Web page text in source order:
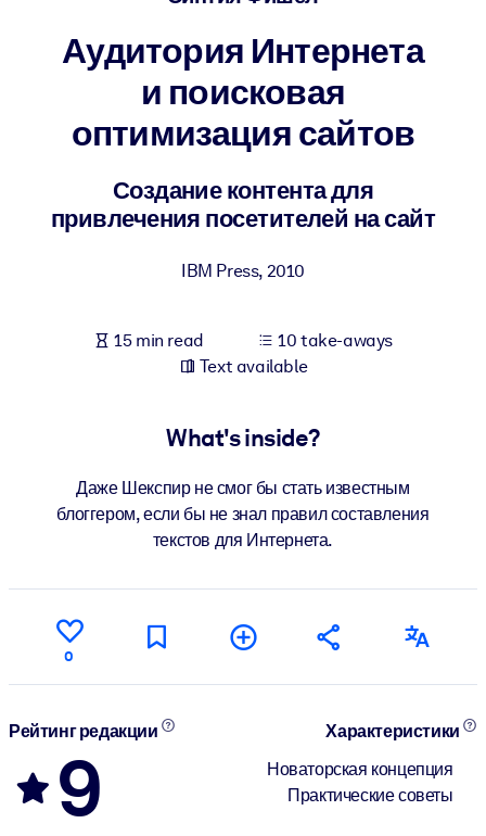
BY SYSTEM
For LMS/LXP
Bring bite-sized, verified knowledge into your LMS/LXP for
learning results.
Enrich your corporate library with trusted, ready-to-use business
knowledge.
outputs.
Аудитория Интернета
и поисковая
оптимизация сайтов
Создание контента для
привлечения посетителей на сайт
IBM Press, 2010
15 min read
10 take-aways
Text available
What's inside?
Даже Шекспир не смог бы стать известным
блоггером, если бы не знал правил составления
текстов для Интернета.
0
Рейтинг редакции
9
Характеристики
Новаторская концепция
Практические советы